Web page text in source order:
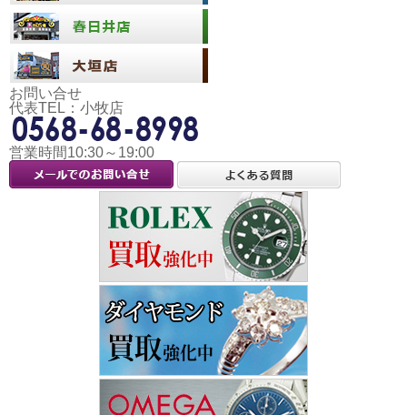
お問い合せ
代表TEL：小牧店
営業時間10:30～19:00